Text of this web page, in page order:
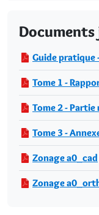
Tome 1 -
Tome 2 -
Tome 3 -
Zonage a0_cad
Zonage